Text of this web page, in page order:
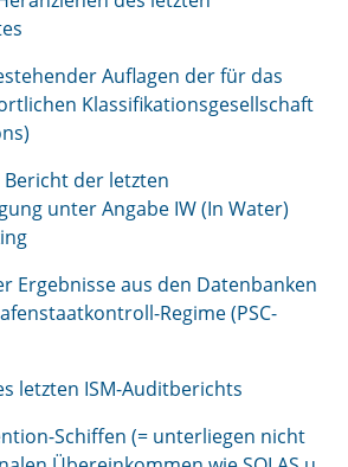
Auflagen der für das
Klassifikationsgesellschaft
der letzten
unter Angabe IW (In Water)
Ergebnisse aus den Datenbanken
Regime (PSC-
letzten ISM-Auditberichts
Schiffen (= unterliegen nicht